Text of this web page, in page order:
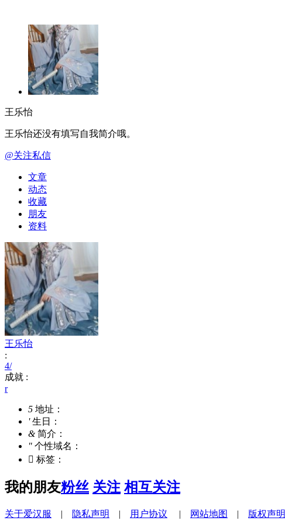
王乐怡
王乐怡还没有填写自我简介哦。
@关注私信
文章
动态
收藏
朋友
资料
王乐怡
:
4/
成就 :
r
5 地址：
' 生日：
& 简介：
" 个性域名：
 标签：
我的朋友粉丝 关注 相互关注
关于爱汉服 | 隐私声明 | 用户协议 | 网站地图 | 版权声明